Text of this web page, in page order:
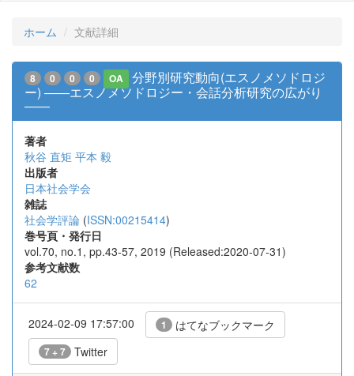
ホーム 文献詳細
8 0 0 0 OA
分野別研究動向(エスノメソドロジ
ー) ――エスノメソドロジー・会話分析研究の広がり
――
著者
秋谷 直矩 平本 毅
出版者
日本社会学会
雑誌
社会学評論 (ISSN:00215414)
巻号頁・発行日
vol.70, no.1, pp.43-57, 2019 (Released:2020-07-31)
参考文献数
62
2024-02-09 17:57:00 1 はてなブックマーク
7 + 7 Twitter